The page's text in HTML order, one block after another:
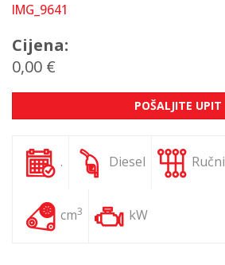
IMG_9641
Cijena:
0,00 €
POŠALJITE UPIT
. Diesel Ručni
cm3 kW